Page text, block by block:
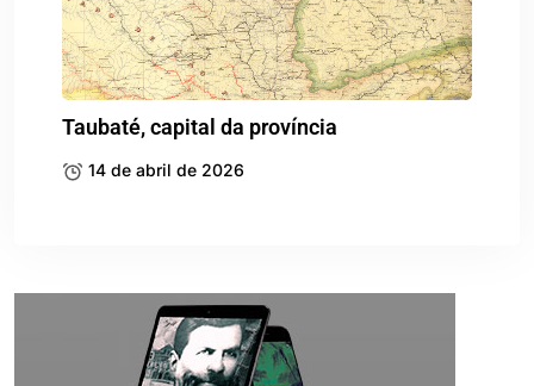
Taubaté, capital da província
14 de abril de 2026